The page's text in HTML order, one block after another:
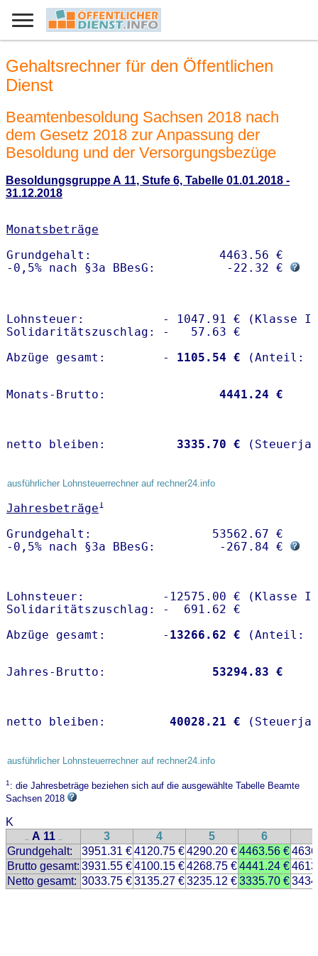
Gehaltsrechner für den Öffentlichen
Dienst
Beamtenbesoldung Sachsen 2018 nach
dem Gesetz 2018 zur Anpassung der
Besoldung und der Versorgungsbezüge
Besoldungsgruppe A 11, Stufe 6, Tabelle 01.01.2018 -
31.12.2018
Monatsbeträge
Grundgehalt:                  4463.56 €
-0,5% nach §3a BBesG:          -22.32 €
Lohnsteuer:           - 1047.91 € (Klasse I)
Solidaritätszuschlag: -   57.63 €
Abzüge gesamt:        -
1105.54 €
Monats-Brutto: 4441.24 €
netto bleiben: 3335.70 €
ausführlicher Lohnsteuerrechner auf rechner24.info
Jahresbeträge1
Grundgehalt:                 53562.67 €
-0,5% nach §3a BBesG:         -267.84 €
Lohnsteuer:           -12575.00 € (Klasse I)
Solidaritätszuschlag: -  691.62 €
Abzüge gesamt:        - 13266.62 €
Jahres-Brutto: 53294.83 €
netto bleiben: 40028.21 €
ausführlicher Lohnsteuerrechner auf rechner24.info
1: die Jahresbeträge beziehen sich auf die ausgewählte Tabelle Beamte
Sachsen 2018
K
.. A 11 .. 3 4 5 6
Grundgehalt:
3951.31 €4120.75 €4290.20 €4463.56 €
Brutto gesamt: 3931.55 €4100.15 €4268.75 €4441.24 €
Netto gesamt: 3033.75 €3135.27 €3235.12 €3335.70 €